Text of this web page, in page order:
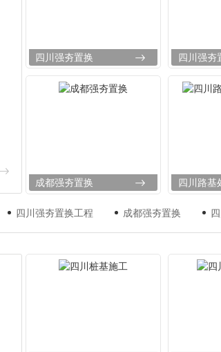
四川强夯置换 四川强夯
成都强夯置换
四川强夯置换工程 成都强夯置换